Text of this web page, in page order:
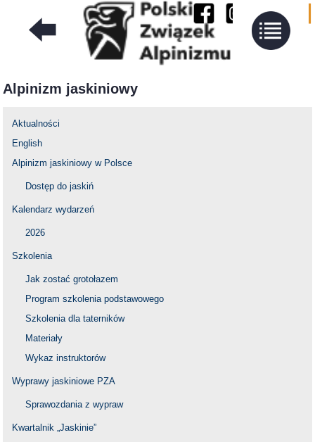
Alpinizm jaskiniowy
Aktualności
English
Alpinizm jaskiniowy w Polsce
Dostęp do jaskiń
Kalendarz wydarzeń
2026
Szkolenia
Jak zostać grotołazem
Program szkolenia podstawowego
Szkolenia dla taterników
Materiały
Wykaz instruktorów
Wyprawy jaskiniowe PZA
Sprawozdania z wypraw
Kwartalnik „Jaskinie”